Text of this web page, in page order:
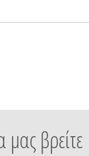
μας βρείτε